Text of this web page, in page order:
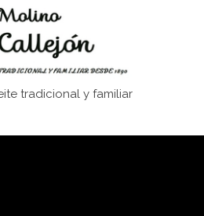
tradicional y familiar